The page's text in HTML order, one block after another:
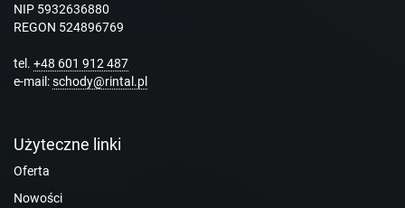
NIP 5932636880
REGON 524896769
tel. +48 601 912 487
e-mail:schody@rintal.pl
Użyteczne linki
Oferta
Nowości